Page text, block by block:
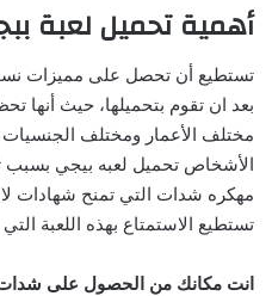
أهمية تحميل لعبة
تستطيع أن تحصل على مميزات
بعد ان تقوم بتحميلها، حيث أنها
مختلف الأعمار ومختلف
الأشخاص تحميل لعبه بيجي بسبب
مهكره شدات التي تمنح شهادات
تستطيع الاستمتاع بهذه اللعبة
انت مكانك من الحصول على